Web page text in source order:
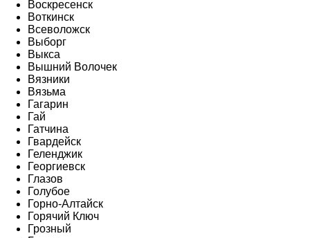
Воскресенск
Воткинск
Всеволожск
Выборг
Выкса
Вышний Волочек
Вязники
Вязьма
Гагарин
Гай
Гатчина
Гвардейск
Геленджик
Георгиевск
Глазов
Голубое
Горно-Алтайск
Горячий Ключ
Грозный